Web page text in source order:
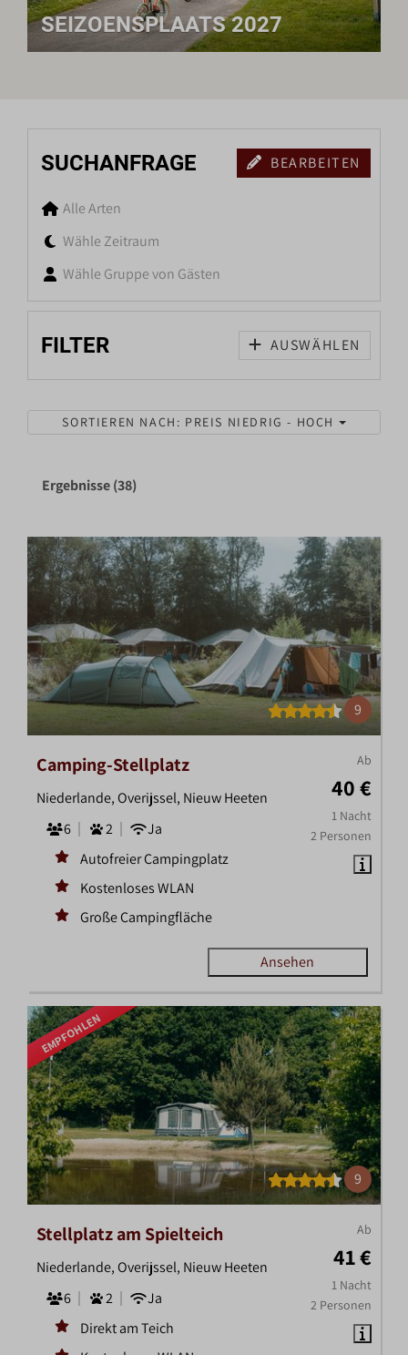
SEIZOENSPLAATS 2027
SUCHANFRAGE BEARBEITEN
Alle Arten
Wähle Zeitraum
Wähle Gruppe von Gästen
FILTER AUSWÄHLEN
SORTIEREN NACH: PREIS NIEDRIG - HOCH
Ergebnisse (38)
9
Ab
40 €
1 Nacht
2 Personen
Camping-Stellplatz
Niederlande, Overijssel, Nieuw Heeten
6
2
Ja
Autofreier Campingplatz
Kostenloses WLAN
Große Campingfläche
Ansehen
EMPFOHLEN
9
Ab
41 €
1 Nacht
2 Personen
Stellplatz am Spielteich
Niederlande, Overijssel, Nieuw Heeten
6
2
Ja
Direkt am Teich